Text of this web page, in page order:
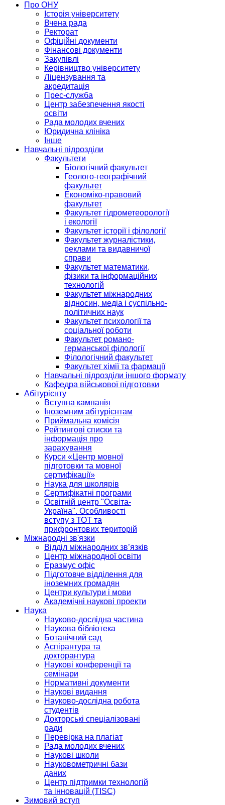
Про ОНУ
Історія університету
Вчена рада
Ректорат
Офіційні документи
Фінансові документи
Закупівлі
Керівництво університету
Ліцензування та
акредитація
Прес-служба
Центр забезпечення якості
освіти
Рада молодих вчених
Юридична клініка
Інше
Навчальні підрозділи
Факультети
Біологічний факультет
Геолого-географічний
факультет
Економіко-правовий
факультет
Факультет гідрометеорології
і екології
Факультет історії і філології
Факультет журналістики,
реклами та видавничої
справи
Факультет математики,
фізики та інформаційних
технологій
Факультет міжнародних
відносин, медіа і суспільно-
політичних наук
Факультет психології та
соціальної роботи
Факультет романо-
германської філології
Філологічний факультет
Факультет хімії та фармації
Навчальні підрозділи іншого формату
Кафедра військової підготовки
Абітурієнту
Вступна кампанія
Іноземним абітурієнтам
Приймальна комісія
Рейтингові списки та
інформація про
зарахування
Курси «Центр мовної
підготовки та мовної
сертифікації»
Наука для школярів
Сертифікатні програми
Освітній центр "Освіта-
Україна". Особливості
вступу з ТОТ та
прифронтових територій
Міжнародні зв'язки
Відділ міжнародних зв’язків
Центр міжнародної освіти
Еразмус офіс
Підготовче відділення для
іноземних громадян
Центри культури і мови
Академічні наукові проекти
Наука
Науково-дослідна частина
Наукова бібліотека
Ботанічний сад
Аспірантура та
докторантура
Наукові конференції та
семінари
Нормативні документи
Наукові видання
Науково-дослідна робота
студентів
Докторські спеціалізовані
ради
Перевірка на плагіат
Рада молодих вчених
Наукові школи
Науковометричні бази
даних
Центр підтримки технологій
та інновацій (TISC)
Зимовий вступ